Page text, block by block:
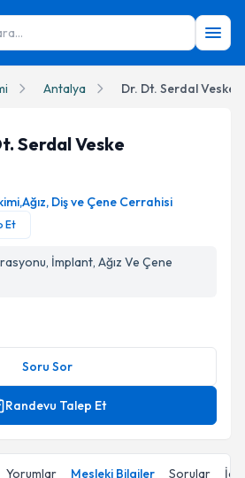
Antalya Dr. Dt. Serdal Veske
Fotoğrafı
Serdal Veske
,Ağız, Diş ve Çene Cerrahisi
Et
İmplant, Ağız Ve Çene
Soru Sor
Randevu Talep Et
Yorumlar Mesleki Bilgiler Sorular